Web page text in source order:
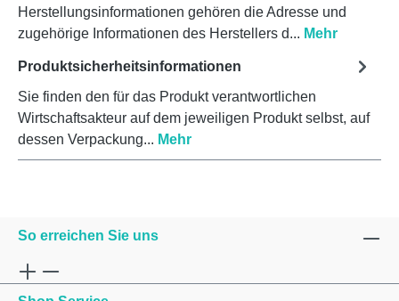
Herstellungsinformationen gehören die Adresse und
zugehörige Informationen des Herstellers d... Mehr
Produktsicherheitsinformationen
Sie finden den für das Produkt verantwortlichen
Wirtschaftsakteur auf dem jeweiligen Produkt selbst, auf
dessen Verpackung... Mehr
So erreichen Sie uns